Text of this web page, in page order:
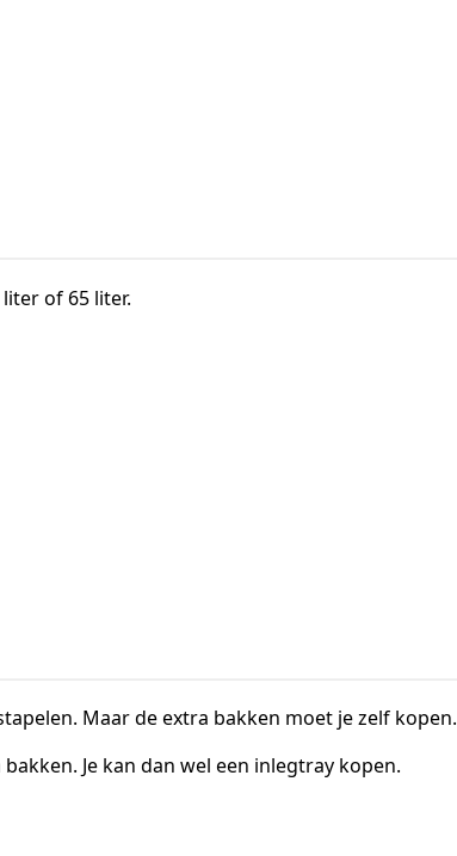
of 65 liter.
Maar de extra bakken moet je zelf kopen.
Je kan dan wel een inlegtray kopen.